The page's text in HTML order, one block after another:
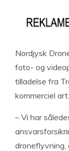
Nordjysk
foto- og
tilladelse fra
kommerciel art.
– Vi har
droneflyvning,